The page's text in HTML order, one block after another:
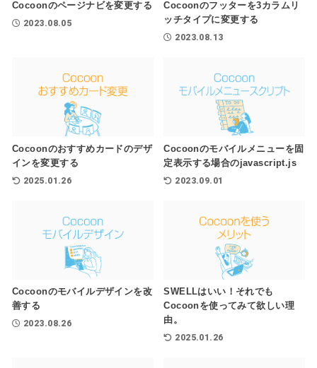
Cocoonのページナビを変更する
2023.08.05
Cocoonのフッターを3カラムリ
ッチタイプに変更する
2023.08.13
Cocoonのおすすめカードのデザ
インを変更する
2025.01.26
Cocoonのモバイルメニューを固
定表示する場合のjavascript.js
2023.09.01
Cocoonのモバイルデザインを改
善する
2023.08.26
SWELLはいい！それでも
Cocoonを使ってみて欲しい理
由。
2025.01.26